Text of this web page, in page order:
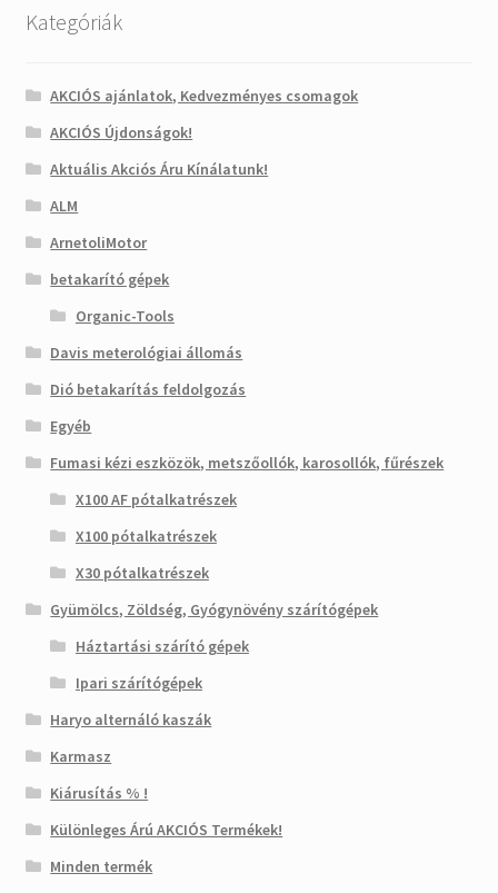
Kategóriák
AKCIÓS ajánlatok, Kedvezményes csomagok
AKCIÓS Újdonságok!
Aktuális Akciós Áru Kínálatunk!
ALM
ArnetoliMotor
betakarító gépek
Organic-Tools
Davis meterológiai állomás
Dió betakarítás feldolgozás
Egyéb
Fumasi kézi eszközök, metszőollók, karosollók, fűrészek
X100 AF pótalkatrészek
X100 pótalkatrészek
X30 pótalkatrészek
Gyümölcs, Zöldség, Gyógynövény szárítógépek
Háztartási szárító gépek
Ipari szárítógépek
Haryo alternáló kaszák
Karmasz
Kiárusítás % !
Különleges Árú AKCIÓS Termékek!
Minden termék